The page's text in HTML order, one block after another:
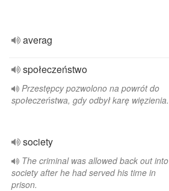
averag
społeczeństwo
Przestępcy pozwolono na powrót do
społeczeństwa, gdy odbył karę więzienia.
society
The criminal was allowed back out into
society after he had served his time in
prison.